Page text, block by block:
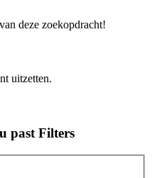
deze zoekopdracht!
uitzetten.
past Filters